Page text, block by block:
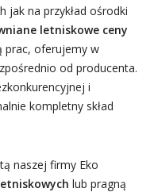
jak na przykład ośrodki
letniskowe ceny
prac, oferujemy w
od producenta.
i
kompletny skład
naszej firmy Eko
lub pragną